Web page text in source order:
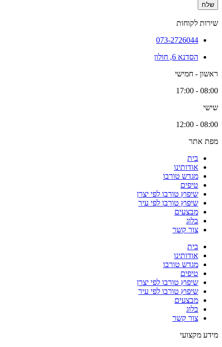
שלח
שירות לקוחות
073-2726044
הסדנא 6, חולון
ראשון - חמישי
08:00 - 17:00
שישי
08:00 - 12:00
מפת אתר
בית
אודותינו
מגדש טורבו
טיפים
שיפוץ טורבו לפי יצרן
שיפוץ טורבו לפי עיר
מבצעים
בלוג
צור קשר
בית
אודותינו
מגדש טורבו
טיפים
שיפוץ טורבו לפי יצרן
שיפוץ טורבו לפי עיר
מבצעים
בלוג
צור קשר
מידע מקצועי